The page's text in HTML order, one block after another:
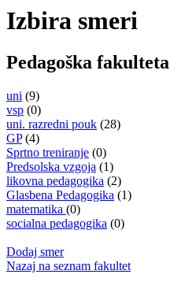
Izbira smeri
Pedagoška fakulteta
uni (9)
vsp (0)
uni. razredni pouk (28)
GP(4)
Sprtno treniranje (0)
Predsolska vzgoja (1)
likovna pedagogika (2)
Glasbena Pedagogika (1)
matematika (0)
socialna pedagogika (0)
Dodaj smer
Nazaj na seznam fakultet